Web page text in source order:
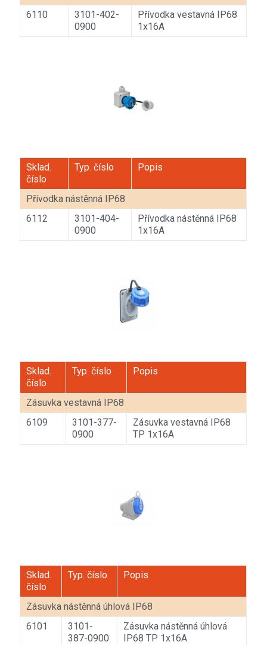
6110
3101-402-
0900
Přívodka vestavná IP68
1x16A
Sklad.
číslo
Typ. číslo Popis
Přívodka nástěnná IP68
6112
3101-404-
0900
Přívodka nástěnná IP68
1x16A
Sklad.
číslo
Typ. číslo Popis
Zásuvka vestavná IP68
6109
3101-377-
0900
Zásuvka vestavná IP68
TP 1x16A
Sklad.
číslo
Typ. číslo Popis
Zásuvka nástěnná úhlová IP68
6101
3101-
387-0900
Zásuvka nástěnná úhlová
IP68 TP 1x16A